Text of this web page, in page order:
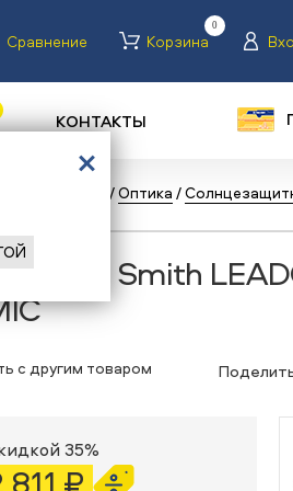
Сравнение Корзина
0
КОНТАКТЫ
/Оптика /
очки Smith
с другим товаром
35%
811 ₽